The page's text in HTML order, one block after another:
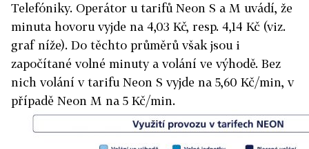
Telefóniky. Operátor u tarifů Neon S a M uvádí, že
minuta hovoru vyjde na 4,03 Kč, resp. 4,14 Kč (viz.
graf níže). Do těchto průměrů však jsou i
započítané volné minuty a volání ve výhodě. Bez
nich volání v tarifu Neon S vyjde na 5,60 Kč/min, v
případě Neon M na 5 Kč/min.